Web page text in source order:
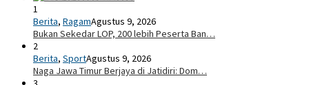
1
Berita, RagamAgustus 9, 2026
Bukan Sekedar LOP, 200 lebih Peserta Ban…
2
Berita, SportAgustus 9, 2026
Naga Jawa Timur Berjaya di Jatidiri: Dom…